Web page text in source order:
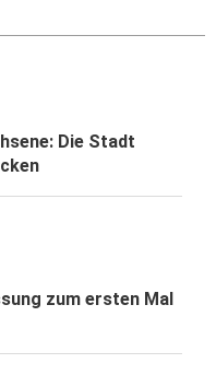
Die Stadt
zum ersten Mal